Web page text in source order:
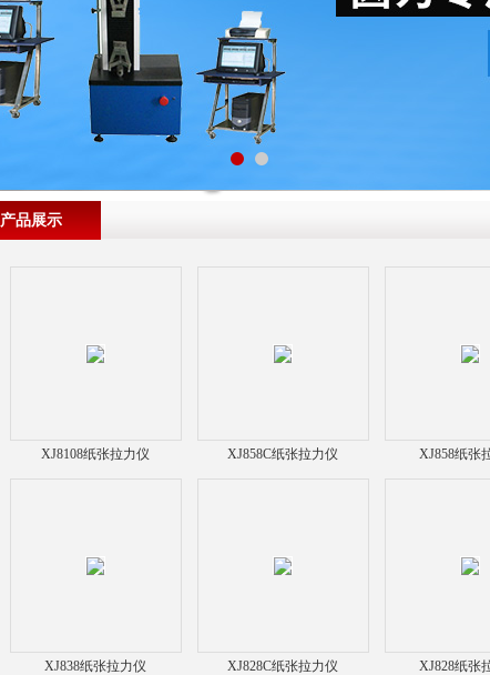
产品展示
XJ8108纸张拉力仪 XJ858C纸张拉力仪 XJ858纸张
XJ838纸张拉力仪 XJ828C纸张拉力仪 XJ828纸张